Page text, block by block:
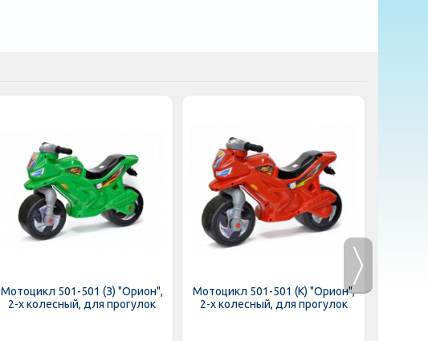
Мотоцикл 501-501 (З) "Орион",
2-х колесный, для прогулок
Мотоцикл 501-501 (К) "Орион",
2-х колесный, для прогулок